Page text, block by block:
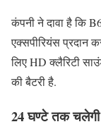
कंपनी ने दावा है कि
एक्सपीरियंस प्रदान
लिए HD क्लैरिटी
की बैटरी है.
24 घण्टे तक चलेगी